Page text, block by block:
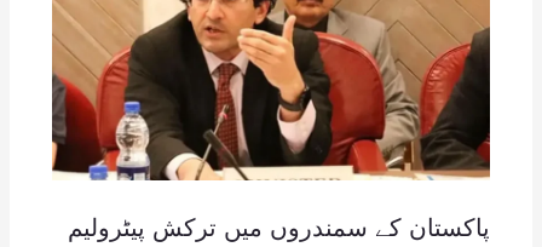
پاکستان کے سمندروں میں ترکش پیٹرولیم